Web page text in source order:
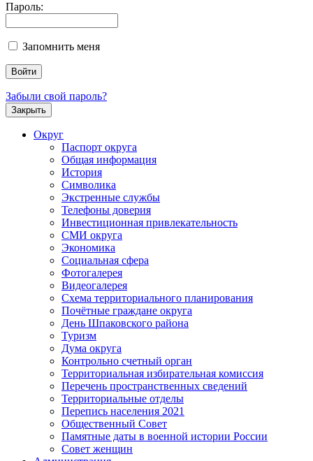
Пароль:
Запомнить меня
Забыли свой пароль?
Закрыть
Округ
Паспорт округа
Общая информация
История
Символика
Экстренные службы
Телефоны доверия
Инвестиционная привлекательность
СМИ округа
Экономика
Социальная сфера
Фотогалерея
Видеогалерея
Схема территориального планирования
Почётные граждане округа
День Шпаковского района
Туризм
Дума округа
Контрольно счетный орган
Территориальная избирательная комиссия
Перечень пространственных сведений
Территориальные отделы
Перепись населения 2021
Общественный Совет
Памятные даты в военной истории России
Совет женщин